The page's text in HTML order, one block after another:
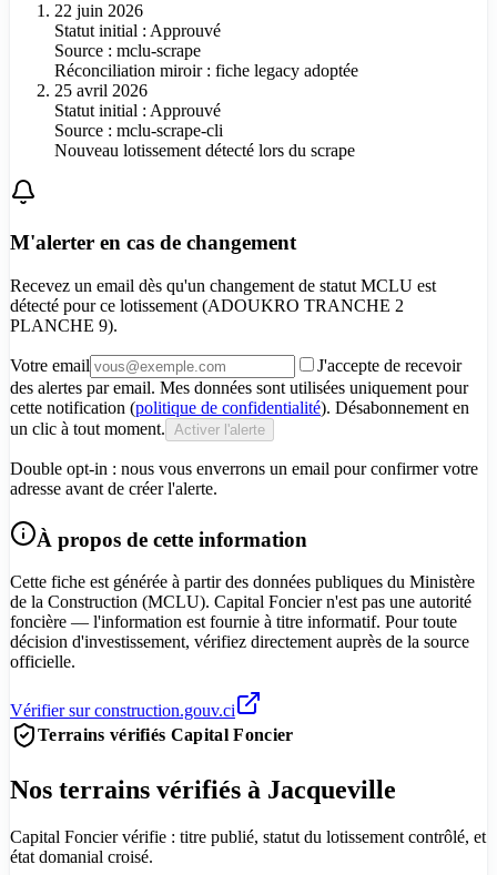
22 juin 2026
Statut initial : Approuvé
Source : mclu-scrape
Réconciliation miroir : fiche legacy adoptée
25 avril 2026
Statut initial : Approuvé
Source : mclu-scrape-cli
Nouveau lotissement détecté lors du scrape
M'alerter en cas de changement
Recevez un email dès qu'un changement de statut MCLU est
détecté pource lotissement (ADOUKRO TRANCHE 2
PLANCHE 9).
Votre email
J'accepte de recevoir
des alertes par email. Mes données sont utilisées uniquement pour
cette notification (politique de confidentialité). Désabonnement en
un clic à tout moment. Activer l'alerte
Double opt-in : nous vous enverrons un email pour confirmer votre
adresse avant de créer l'alerte.
À propos de cette information
Cette fiche est générée à partir des données publiques du Ministère
de la Construction (MCLU). Capital Foncier n'est pas une autorité
foncière — l'information est fournie à titre informatif. Pour toute
décision d'investissement, vérifiez directement auprès de la source
officielle.
Vérifier sur construction.gouv.ci
Terrains vérifiés Capital Foncier
Nos terrains vérifiés à Jacqueville
Capital Foncier vérifie : titre publié, statut du lotissement contrôlé, et
état domanial croisé.